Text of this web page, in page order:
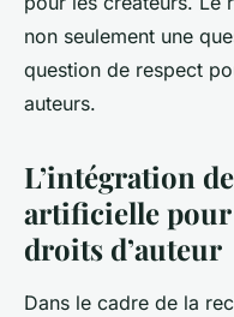
non seulement une
question de respect
auteurs.
L’intégration
artificielle
droits d’auteur
Dans le cadre de la